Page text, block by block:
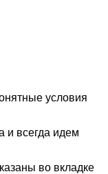
условия
и всегда идем
во вкладке